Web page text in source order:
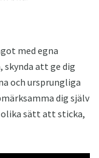
med egna
att ge dig
och ursprungliga
dig själv
sätt att sticka,